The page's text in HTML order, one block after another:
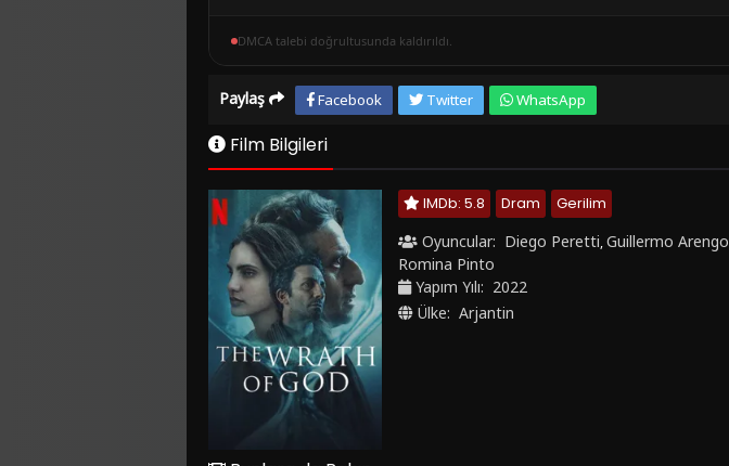
DMCA talebi doğrultusunda kaldırıldı.
Paylaş Facebook Twitter WhatsApp
Film Bilgileri
IMDb: 5.8 Dram
Gerilim
Oyuncular: Diego Peretti,Guillermo Arengo
Romina Pinto
Yapım Yılı: 2022
Ülke: Arjantin